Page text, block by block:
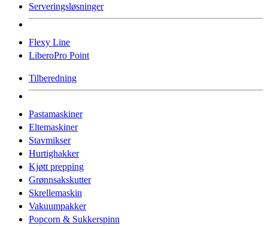
Serveringsløsninger
Flexy Line
LiberoPro Point
Tilberedning
Pastamaskiner
Eltemaskiner
Stavmikser
Hurtighakker
Kjøtt prepping
Grønnsakskutter
Skrellemaskin
Vakuumpakker
Popcorn & Sukkerspinn